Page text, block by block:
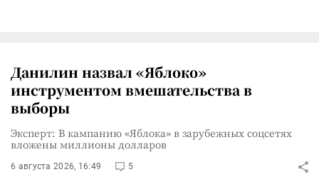
Данилин назвал «Яблоко»
инструментом вмешательства в
выборы
Эксперт: В кампанию «Яблока» в зарубежных соцсетях
вложены миллионы долларов
6 августа 2026, 16:49 5